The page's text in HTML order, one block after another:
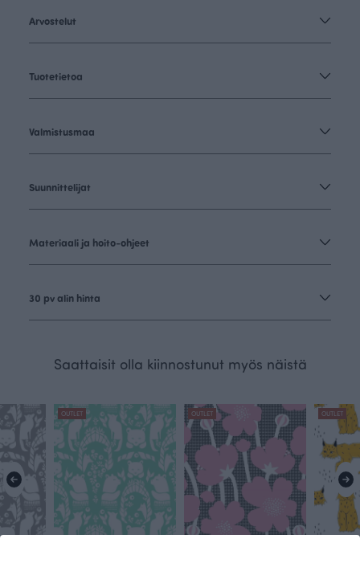
Arvostelut
Tuotetietoa
Valmistusmaa
Suunnittelijat
Materiaali ja hoito-ohjeet
30 pv alin hinta
Saattaisit olla kiinnostunut myös näistä
OUTLET OUTLET OUTLET